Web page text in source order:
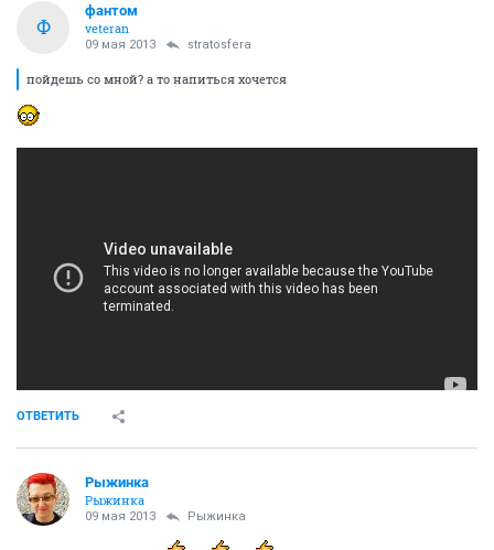
Ф
фантом
veteran
09 мая 2013 stratosfera
пойдешь со мной? а то напиться хочется
ОТВЕТИТЬ
Рыжинка
Рыжинка
09 мая 2013 Рыжинка